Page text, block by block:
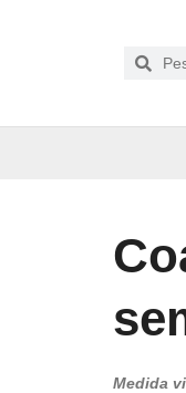
Medida